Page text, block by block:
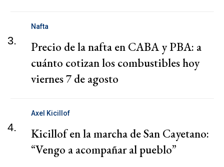
3.
Nafta
Precio de la nafta en CABA y PBA: a
cuánto cotizan los combustibles hoy
viernes 7 de agosto
4.
Axel Kicillof
Kicillof en la marcha de San Cayetano:
“Vengo a acompañar al pueblo”